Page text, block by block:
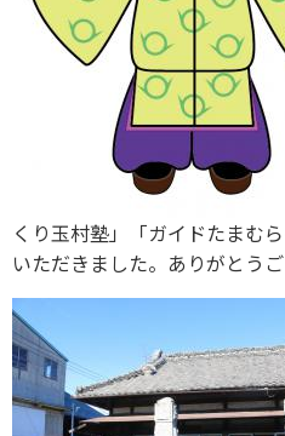
くり玉村塾」「ガイドたまむ
いただきました。ありがとう